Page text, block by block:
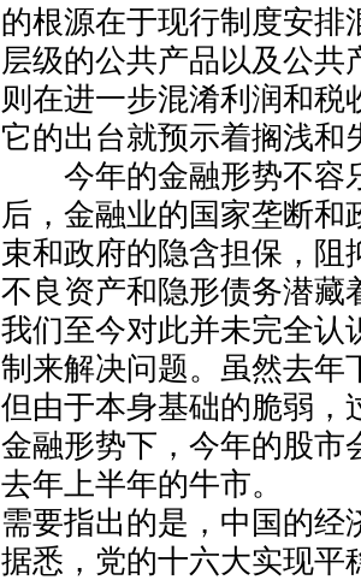
的根源在于现行制度安排
层级的公共产品以及公
则在进一步混淆利润和
它的出台就预示着搁浅和
今年的金融形势不容
后，金融业的国家垄断
束和政府的隐含担保，阻
不良资产和隐形债务潜藏
我们至今对此并未完全认
制来解决问题。虽然去年
但由于本身基础的脆弱，
金融形势下，今年的股市
去年上半年的牛市。
需要指出的是，中国的
据悉，党的十六大实现平